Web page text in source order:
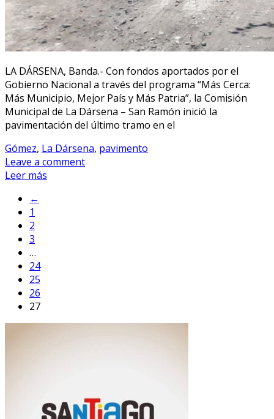
LA DÁRSENA, Banda.- Con fondos aportados por el
Gobierno Nacional a través del programa “Más Cerca:
Más Municipio, Mejor País y Más Patria”, la Comisión
Municipal de La Dársena – San Ramón inició la
pavimentación del último tramo en el
Gómez, La Dársena, pavimento
Leave a comment
Leer más
←
1
2
3
…
24
25
26
27